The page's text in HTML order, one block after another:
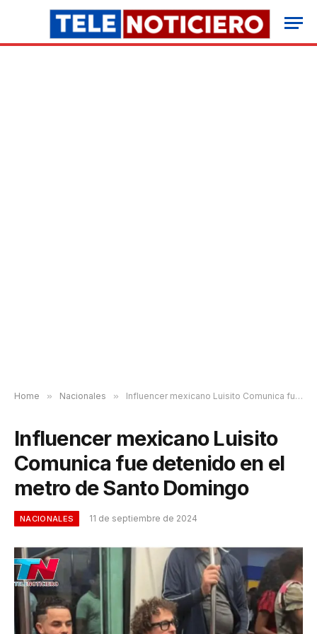
Home » Nacionales » Influencer mexicano Luisito Comunica fue detenido en el metro de Santo Domingo
Influencer mexicano Luisito
Comunica fue detenido en el
metro de Santo Domingo
NACIONALES 11 de septiembre de 2024